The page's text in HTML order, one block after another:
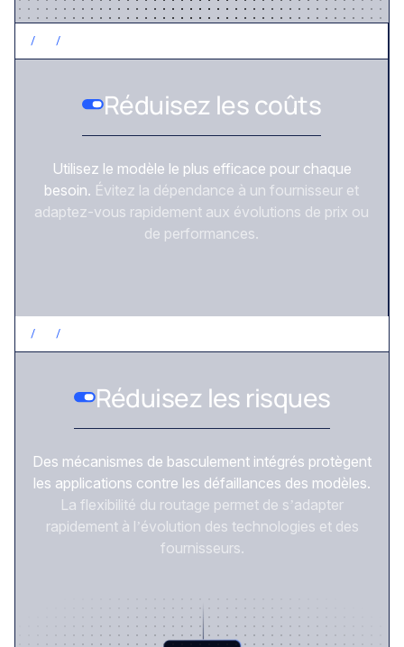
/ /
Réduisez les coûts
Utilisez le modèle le plus efficace pour chaque
besoin. Évitez la dépendance à un fournisseur et
adaptez-vous rapidement aux évolutions de prix ou
de performances.
/ /
Réduisez les risques
Des mécanismes de basculement intégrés protègent
les applications contre les défaillances des modèles.
La flexibilité du routage permet de s’adapter
rapidement à l’évolution des technologies et des
fournisseurs.